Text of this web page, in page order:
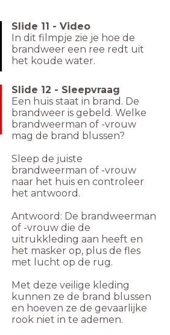
Slide 11 - Video
In dit filmpje zie je hoe de
brandweer een ree redt uit
het koude water.
Slide 12 - Sleepvraag
Een huis staat in brand. De
brandweer is gebeld. Welke
brandweerman of -vrouw
mag de brand blussen?
Sleep de juiste
brandweerman of -vrouw
naar het huis en controleer
het antwoord.
Antwoord: De brandweerman
of -vrouw die de
uitrukkleding aan heeft en
het masker op, plus de fles
met lucht op de rug.
Met deze veilige kleding
kunnen ze de brand blussen
en hoeven ze de gevaarlijke
rook niet in te ademen.